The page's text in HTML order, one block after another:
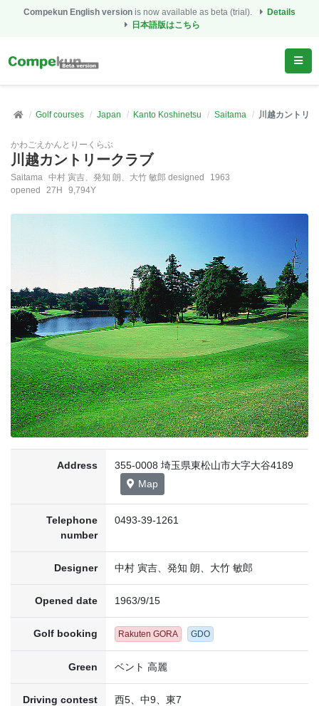
Compekun English version is now available as beta (trial).
Details
日本語版はこちら
Golf courses Japan Kanto Koshinetsu Saitama 川越カントリ
かわごえかんとりーくらぶ
川越カントリークラブ
Saitama 中村 寅吉、発知 朗、大竹 敏郎 designed
1963
opened
27H 9,794Y
Address
355-0008 埼玉県東松山市大字大谷4189
Map
Telephone
number
0493-39-1261
Designer 中村 寅吉、発知 朗、大竹 敏郎
Opened date 1963/9/15
Golf booking Rakuten GORA GDO
Green ベント 高麗
Driving contest
西5、中9、東7